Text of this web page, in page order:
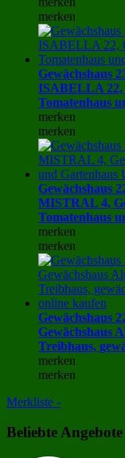
merken
Gewächshaus
ISABELLA 22,
Tomatenhaus
merken
merken
Gewächshaus
MISTRAL 4,
Tomatenhaus
merken
merken
Gewächshaus
Gewächshaus
Treibhaus,
merken
merken
Merkliste -
Beliebte Angebote